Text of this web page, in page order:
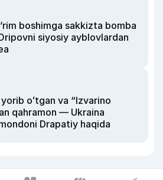
boshimga sakkizta bomba
siyosiy ayblovlardan
oʻtgan va “Izvarino
qahramon — Ukraina
Drapatiy haqida